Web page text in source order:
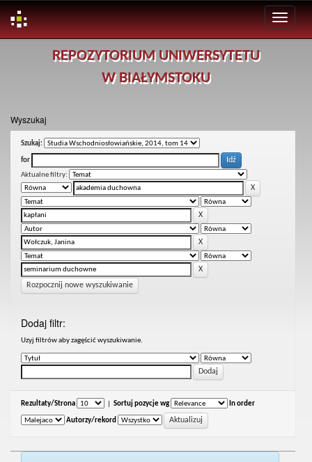
REPOZYTORIUM UNIWERSYTETU
W BIAŁYMSTOKU
Wyszukaj
Szukaj:
for
Aktualne filtry:
Rozpocznij nowe wyszukiwanie
Dodaj filtr:
Uzyj filtrów aby zagęścić wyszukiwanie.
Rezultaty/Strona Sortuj pozycje wg In order
Autorzy/rekord